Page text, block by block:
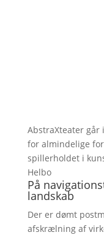
AbstraXteater går
for almindelige
spillerholdet i
Helbo
På
landskab
Der er dømt
afskrælning af